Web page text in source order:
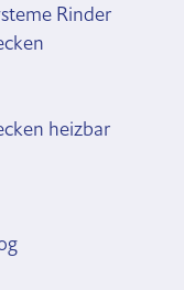
Rinder
heizbar